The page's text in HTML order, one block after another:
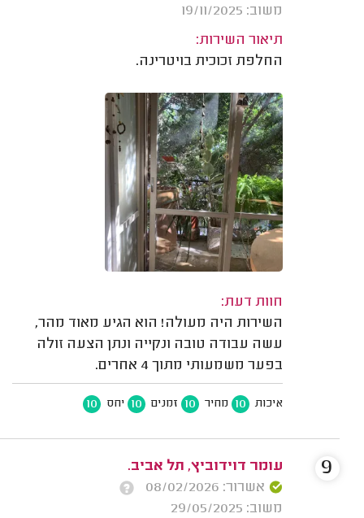
משוב: 19/11/2025
תיאור השירות:
החלפת זכוכית בויטרינה.
חוות דעת:
השירות היה מעולה! הוא הגיע מאוד מהר,
עשה עבודה טובה ונקייה ונתן הצעה זולה
בפער משמעותי מתוך 4 אחרים.
איכות 10 מחיר 10 זמנים 10 יחס 10
עומר דוידוביץ, תל אביב.
אשרור: 08/02/2026
משוב: 29/05/2025
9